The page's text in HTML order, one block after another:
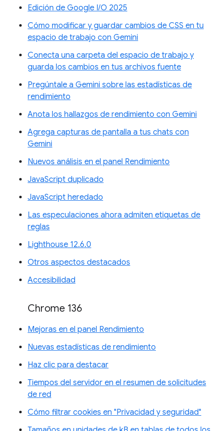
Edición de Google I/O 2025
Cómo modificar y guardar cambios de CSS en tu
espacio de trabajo con Gemini
Conecta una carpeta del espacio de trabajo y
guarda los cambios en tus archivos fuente
Pregúntale a Gemini sobre las estadísticas de
rendimiento
Anota los hallazgos de rendimiento con Gemini
Agrega capturas de pantalla a tus chats con
Gemini
Nuevos análisis en el panel Rendimiento
JavaScript duplicado
JavaScript heredado
Las especulaciones ahora admiten etiquetas de
reglas
Lighthouse 12.6.0
Otros aspectos destacados
Accesibilidad
Chrome 136
Mejoras en el panel Rendimiento
Nuevas estadísticas de rendimiento
Haz clic para destacar
Tiempos del servidor en el resumen de solicitudes
de red
Cómo filtrar cookies en "Privacidad y seguridad"